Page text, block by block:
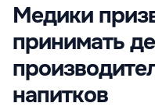
Медики
принимать
напитков